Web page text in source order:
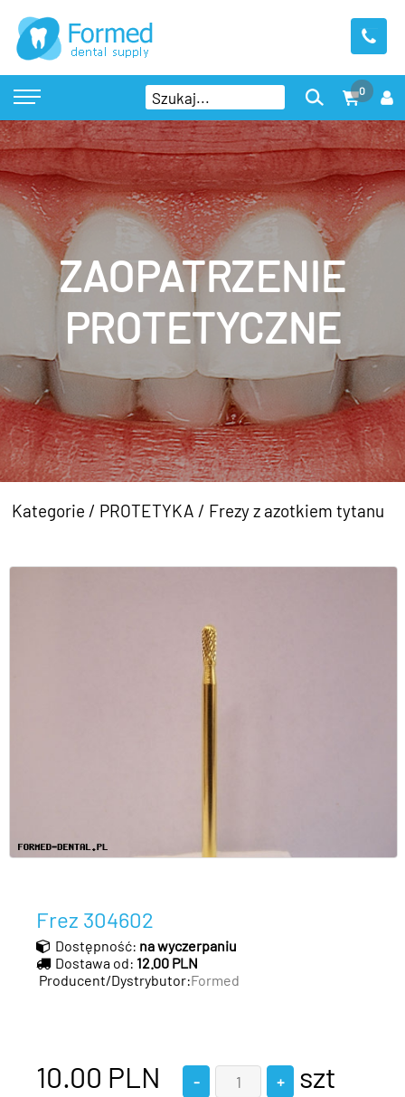
0
ZAOPATRZENIE
PROTETYCZNE
Kategorie / PROTETYKA / Frezy z azotkiem tytanu
Frez 304602
Dostępność: na wyczerpaniu
Dostawa od: 12.00 PLN
Producent/Dystrybutor:Formed
10.00 PLN szt